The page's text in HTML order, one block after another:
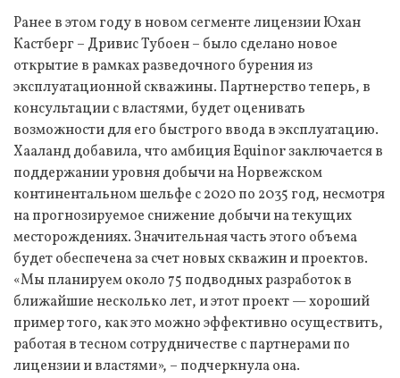
Ранее в этом году в новом сегменте лицензии Юхан
Кастберг – Дривис Тубоен – было сделано новое
открытие в рамках разведочного бурения из
эксплуатационной скважины. Партнерство теперь, в
консультации с властями, будет оценивать
возможности для его быстрого ввода в эксплуатацию.
Хааланд добавила, что амбиция Equinor заключается в
поддержании уровня добычи на Норвежском
континентальном шельфе с 2020 по 2035 год, несмотря
на прогнозируемое снижение добычи на текущих
месторождениях. Значительная часть этого объема
будет обеспечена за счет новых скважин и проектов.
«Мы планируем около 75 подводных разработок в
ближайшие несколько лет, и этот проект — хороший
пример того, как это можно эффективно осуществить,
работая в тесном сотрудничестве с партнерами по
лицензии и властями», – подчеркнула она.